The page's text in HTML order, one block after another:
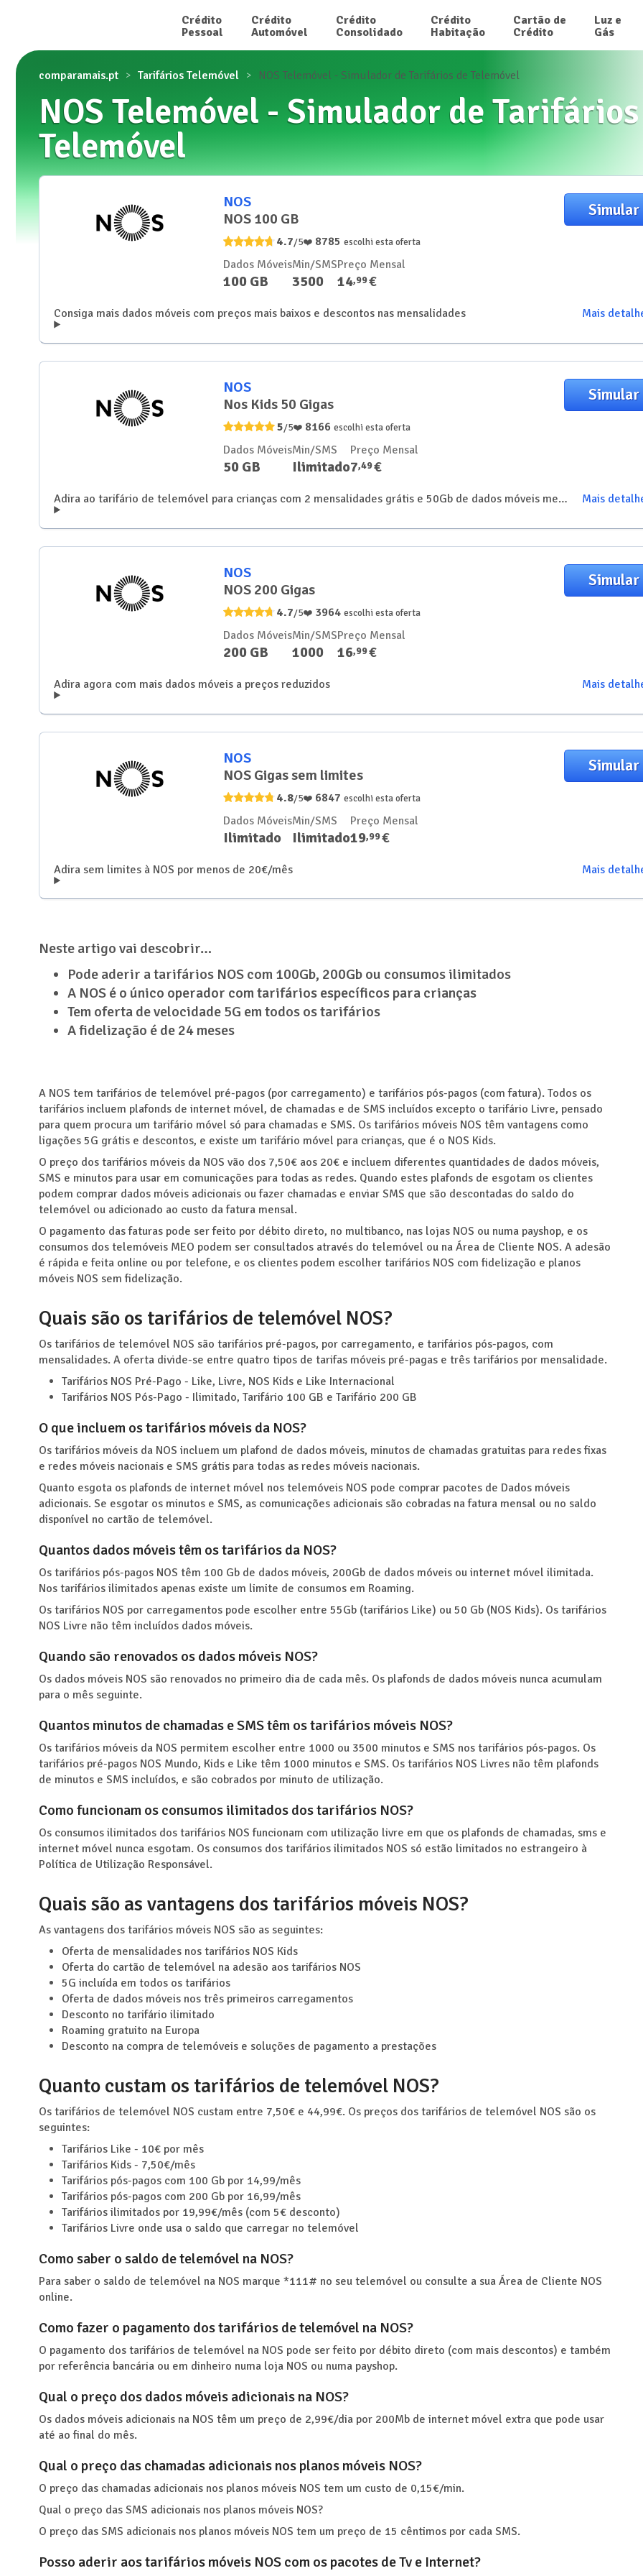
Crédito
Pessoal
Crédito
Automóvel
Crédito
Consolidado
Crédito
Habitação
Cartão de
Crédito
Luz e
Gás
comparamais.pt Tarifários Telemóvel NOS Telemóvel - Simulador de Tarifários de Telemóvel
NOS Telemóvel - Simulador de
Telemóvel
NOS
NOS 100 GB
Dados Móveis
100 GB
Min/SMS
3500
Preço Mensal
14,99€
4.7/5❤️ 8785 escolhi esta oferta
Consiga mais dados móveis com preços mais baixos e descontos nas mensalidades Mais
Simular
NOS
Nos Kids 50 Gigas
Dados Móveis
50 GB
Min/SMS
Ilimitado
Preço Mensal
7,49€
5/5❤️ 8166 escolhi esta oferta
Adira ao tarifário de telemóvel para crianças com 2 mensalidades grátis e 50Gb de dados móveis mensais Mais
Simular
NOS
NOS 200 Gigas
Dados Móveis
200 GB
Min/SMS
1000
Preço Mensal
16,99€
4.7/5❤️ 3964 escolhi esta oferta
Adira agora com mais dados móveis a preços reduzidos Mais
Simular
NOS
NOS Gigas sem limites
Dados Móveis
Ilimitado
Min/SMS
Ilimitado
Preço Mensal
19,99€
4.8/5❤️ 6847 escolhi esta oferta
Adira sem limites à NOS por menos de 20€/mês Mais
Simular
Neste artigo vai descobrir…
Pode aderir a tarifários NOS com 100Gb, 200Gb ou consumos ilimitados
A NOS é o único operador com tarifários específicos para crianças
Tem oferta de velocidade 5G em todos os tarifários
A fidelização é de 24 meses
A NOS tem tarifários de telemóvel pré-pagos (por carregamento) e tarifários pós-pagos (com fatura). Todos os
tarifários incluem plafonds de internet móvel, de chamadas e de SMS incluídos excepto o tarifário Livre, pensado
para quem procura um tarifário móvel só para chamadas e SMS. Os tarifários móveis NOS têm vantagens como
ligações 5G grátis e descontos, e existe um tarifário móvel para crianças, que é o NOS Kids.
O preço dos tarifários móveis da NOS vão dos 7,50€ aos 20€ e incluem diferentes quantidades de dados móveis,
SMS e minutos para usar em comunicações para todas as redes. Quando estes plafonds de esgotam os clientes
podem comprar dados móveis adicionais ou fazer chamadas e enviar SMS que são descontadas do saldo do
telemóvel ou adicionado ao custo da fatura mensal.
O pagamento das faturas pode ser feito por débito direto, no multibanco, nas lojas NOS ou numa payshop, e os
consumos dos telemóveis MEO podem ser consultados através do telemóvel ou na Área de Cliente NOS. A adesão
é rápida e feita online ou por telefone, e os clientes podem escolher tarifários NOS com fidelização e planos
móveis NOS sem fidelização.
Quais são os tarifários de telemóvel NOS?
Os tarifários de telemóvel NOS são tarifários pré-pagos, por carregamento, e tarifários pós-pagos, com
mensalidades. A oferta divide-se entre quatro tipos de tarifas móveis pré-pagas e três tarifários por mensalidade.
Tarifários NOS Pré-Pago - Like, Livre, NOS Kids e Like Internacional
Tarifários NOS Pós-Pago - Ilimitado, Tarifário 100 GB e Tarifário 200 GB
O que incluem os tarifários móveis da NOS?
Os tarifários móveis da NOS incluem um plafond de dados móveis, minutos de chamadas gratuitas para redes fixas
e redes móveis nacionais e SMS grátis para todas as redes móveis nacionais.
Quanto esgota os plafonds de internet móvel nos telemóveis NOS pode comprar pacotes de Dados móveis
adicionais. Se esgotar os minutos e SMS, as comunicações adicionais são cobradas na fatura mensal ou no saldo
disponível no cartão de telemóvel.
Quantos dados móveis têm os tarifários da NOS?
Os tarifários pós-pagos NOS têm 100 Gb de dados móveis, 200Gb de dados móveis ou internet móvel ilimitada.
Nos tarifários ilimitados apenas existe um limite de consumos em Roaming.
Os tarifários NOS por carregamentos pode escolher entre 55Gb (tarifários Like) ou 50 Gb (NOS Kids). Os tarifários
NOS Livre não têm incluídos dados móveis.
Quando são renovados os dados móveis NOS?
Os dados móveis NOS são renovados no primeiro dia de cada mês. Os plafonds de dados móveis nunca acumulam
para o mês seguinte.
Quantos minutos de chamadas e SMS têm os tarifários móveis NOS?
Os tarifários móveis da NOS permitem escolher entre 1000 ou 3500 minutos e SMS nos tarifários pós-pagos. Os
tarifários pré-pagos NOS Mundo, Kids e Like têm 1000 minutos e SMS. Os tarifários NOS Livres não têm plafonds
de minutos e SMS incluídos, e são cobrados por minuto de utilização.
Como funcionam os consumos ilimitados dos tarifários NOS?
Os consumos ilimitados dos tarifários NOS funcionam com utilização livre em que os plafonds de chamadas, sms e
internet móvel nunca esgotam. Os consumos dos tarifários ilimitados NOS só estão limitados no estrangeiro à
Política de Utilização Responsável.
Quais são as vantagens dos tarifários móveis NOS?
As vantagens dos tarifários móveis NOS são as seguintes:
Oferta de mensalidades nos tarifários NOS Kids
Oferta do cartão de telemóvel na adesão aos tarifários NOS
5G incluída em todos os tarifários
Oferta de dados móveis nos três primeiros carregamentos
Desconto no tarifário ilimitado
Roaming gratuito na Europa
Desconto na compra de telemóveis e soluções de pagamento a prestações
Quanto custam os tarifários de telemóvel NOS?
Os tarifários de telemóvel NOS custam entre 7,50€ e 44,99€. Os preços dos tarifários de telemóvel NOS são os
seguintes:
Tarifários Like - 10€ por mês
Tarifários Kids - 7,50€/mês
Tarifários pós-pagos com 100 Gb por 14,99/mês
Tarifários pós-pagos com 200 Gb por 16,99/mês
Tarifários ilimitados por 19,99€/mês (com 5€ desconto)
Tarifários Livre onde usa o saldo que carregar no telemóvel
Como saber o saldo de telemóvel na NOS?
Para saber o saldo de telemóvel na NOS marque *111# no seu telemóvel ou consulte a sua Área de Cliente NOS
online.
Como fazer o pagamento dos tarifários de telemóvel na NOS?
O pagamento dos tarifários de telemóvel na NOS pode ser feito por débito direto (com mais descontos) e também
por referência bancária ou em dinheiro numa loja NOS ou numa payshop.
Qual o preço dos dados móveis adicionais na NOS?
Os dados móveis adicionais na NOS têm um preço de 2,99€/dia por 200Mb de internet móvel extra que pode usar
até ao final do mês.
Qual o preço das chamadas adicionais nos planos móveis NOS?
O preço das chamadas adicionais nos planos móveis NOS tem um custo de 0,15€/min.
Qual o preço das SMS adicionais nos planos móveis NOS?
O preço das SMS adicionais nos planos móveis NOS tem um preço de 15 cêntimos por cada SMS.
Posso aderir aos tarifários móveis NOS com os pacotes de Tv e Internet?